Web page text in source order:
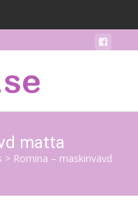
matta
> Romina – maskinvävd